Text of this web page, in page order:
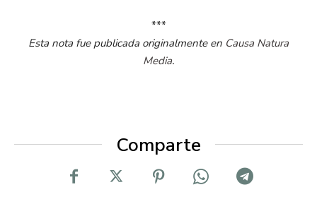
***
Esta nota fue publicada originalmente en Causa Natura
Media.
Comparte